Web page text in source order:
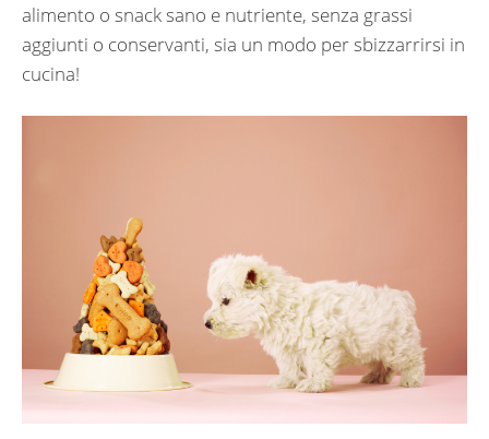
alimento o snack sano e nutriente, senza grassi
aggiunti o conservanti, sia un modo per sbizzarrirsi in
cucina!